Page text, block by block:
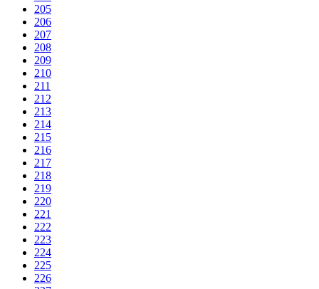
205
206
207
208
209
210
211
212
213
214
215
216
217
218
219
220
221
222
223
224
225
226